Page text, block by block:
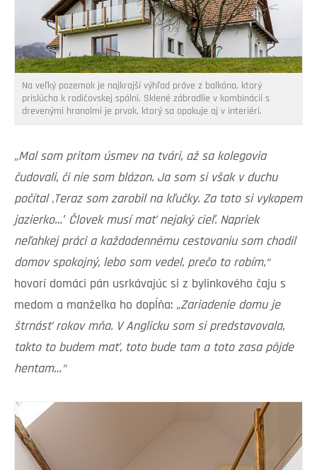
Na veľký pozemok je najkrajší výhľad práve z balkóna, ktorý
prislúcha k rodičovskej spálni. Sklené zábradlie v kombinácii s
drevenými hranolmi je prvok, ktorý sa opakuje aj v interiéri.
„Mal som pritom úsmev na tvári, až sa kolegovia
čudovali, či nie som blázon. Ja som si však v duchu
počítal ‚Teraz som zarobil na kľučky. Za toto si vykopem
jazierko…‛ Človek musí mať nejaký cieľ. Napriek
neľahkej práci a každodennému cestovaniu som chodil
domov spokojný, lebo som vedel, prečo to robím,“
hovorí domáci pán usrkávajúc si z bylinkového čaju s
medom a manželka ho dopĺňa: „Zariadenie domu je
štrnásť rokov mňa. V Anglicku som si predstavovala,
takto to budem mať, toto bude tam a toto zasa pôjde
hentam…“